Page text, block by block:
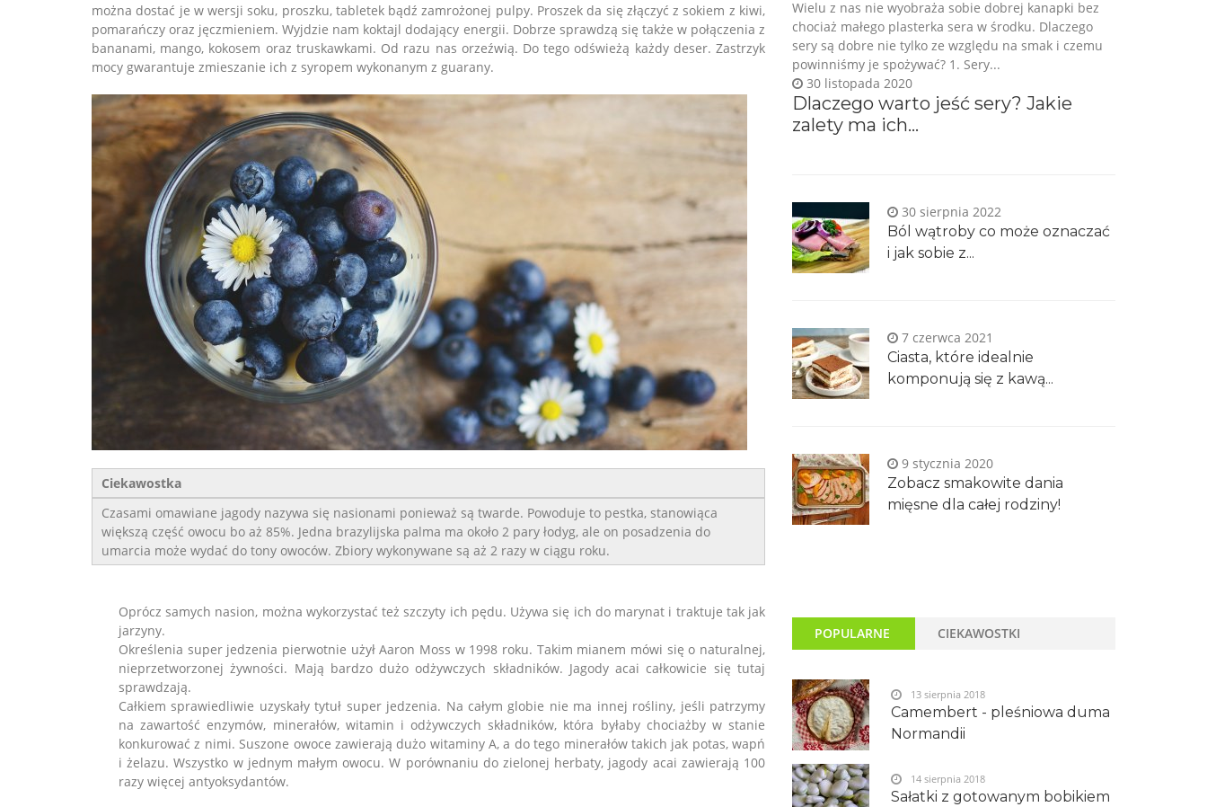
można dostać je w wersji soku, proszku, tabletek bądź zamrożonej pulpy. Proszek da się złączyć z sokiem z kiwi,
pomarańczy oraz jęczmieniem. Wyjdzie nam koktajl dodający energii. Dobrze sprawdzą się także w połączenia z
bananami, mango, kokosem oraz truskawkami. Od razu nas orzeźwią. Do tego odświeżą każdy deser. Zastrzyk
mocy gwarantuje zmieszanie ich z syropem wykonanym z guarany.
Ciekawostka
Czasami omawiane jagody nazywa się nasionami ponieważ są twarde. Powoduje to pestka, stanowiąca
większą część owocu bo aż 85%. Jedna brazylijska palma ma około 2 pary łodyg, ale on posadzenia do
umarcia może wydać do tony owoców. Zbiory wykonywane są aż 2 razy w ciągu roku.
Oprócz samych nasion, można wykorzystać też szczyty ich pędu. Używa się ich do marynat i traktuje tak jak
jarzyny.
Określenia super jedzenia pierwotnie użył Aaron Moss w 1998 roku. Takim mianem mówi się o naturalnej,
nieprzetworzonej żywności. Mają bardzo dużo odżywczych składników. Jagody acai całkowicie się tutaj
sprawdzają.
Całkiem sprawiedliwie uzyskały tytuł super jedzenia. Na całym globie nie ma innej rośliny, jeśli patrzymy
na zawartość enzymów, minerałów, witamin i odżywczych składników, która byłaby chociażby w stanie
konkurować z nimi. Suszone owoce zawierają dużo witaminy A, a do tego minerałów takich jak potas, wapń
i żelazu. Wszystko w jednym małym owocu. W porównaniu do zielonej herbaty, jagody acai zawierają 100
razy więcej antyoksydantów.
Dlaczego warto jeść sery? Jakie
zalety ma ich...
30 listopada 2020
​Wielu z nas nie wyobraża sobie dobrej kanapki bez
chociaż małego plasterka sera w środku. Dlaczego
sery są dobre nie tylko ze względu na smak i czemu
powinniśmy je spożywać? 1. Sery...
Ból wątroby co może oznaczać
i jak sobie z...
30 sierpnia 2022
Ciasta, które idealnie
komponują się z kawą...
7 czerwca 2021
Zobacz smakowite dania
mięsne dla całej rodziny!
9 stycznia 2020
POPULARNE CIEKAWOSTKI
Camembert - pleśniowa duma
Normandii
13 sierpnia 2018
Sałatki z gotowanym bobikiem
14 sierpnia 2018